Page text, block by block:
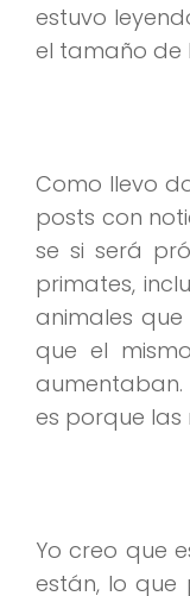
estuvo
el tamaño de
Como llevo
posts con
se si será
primates,
animales
que el
aumentaban.
es porque las
Yo creo que
están, lo que